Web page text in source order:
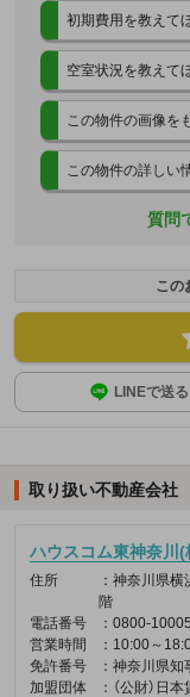
初期費用を教えて
空室状況を教えて
この物件の画像を
この物件の詳しい
質問
この
LINEで送る
取り扱い不動産会社
ハウスコム東神奈川(
住所
：神奈川県
階
電話番号
：0800-
営業時間
：10:00～
免許番号
：神奈川県知
加盟団体
：（公財）日